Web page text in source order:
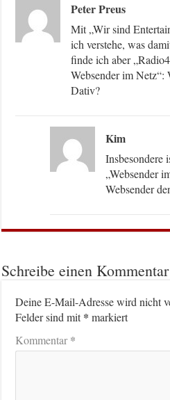
Peter Preus
Mit „Wir sind
ich verstehe, was
finde ich aber
Websender im Netz“:
Dativ?
Kim
Insbesondere
„Websender
Websender
Schreibe einen Kommentar
Deine E-Mail-Adresse wird nicht
Felder sind mit* markiert
Kommentar*